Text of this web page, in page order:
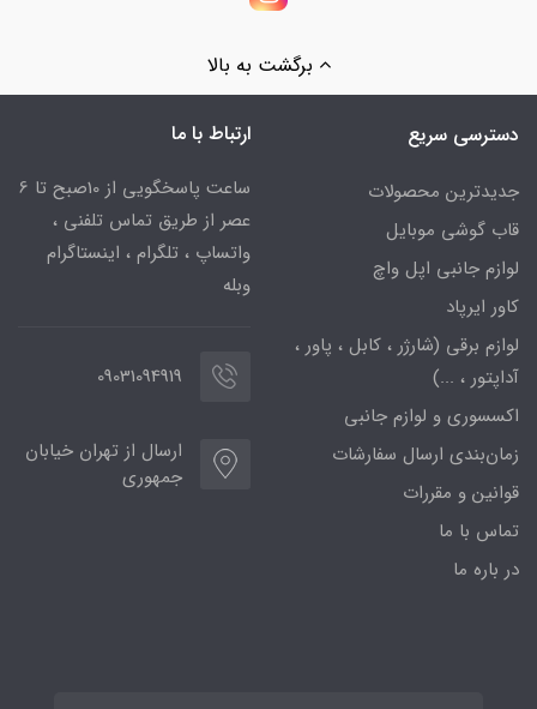
برگشت به بالا
دسترسی سریع
جدیدترین محصولات
قاب گوشی موبایل
لوازم جانبی اپل واچ
کاور ایرپاد
لوازم برقی (شارژر ، کابل ، پاور ،
آداپتور ، ...)
اکسسوری و لوازم جانبی
زمان‌بندی ارسال سفارشات
قوانین و مقررات
تماس با ما
در باره ما
ارتباط با ما
ساعت پاسخگویی از 10صبح تا 6
عصر از طریق تماس تلفنی ،
واتساپ ، تلگرام ، اینستاگرام
وبله
09031094919
ارسال از تهران خیابان
جمهوری